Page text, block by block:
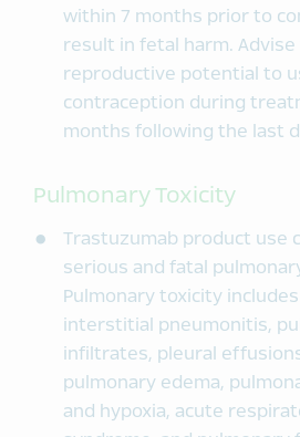
within 7 months prior to
result in fetal harm.
reproductive potential to
contraception during
months following the last
Pulmonary Toxicity
Trastuzumab product use
serious and fatal
Pulmonary toxicity
interstitial pneumonitis,
infiltrates, pleural
pulmonary edema,
and hypoxia, acute